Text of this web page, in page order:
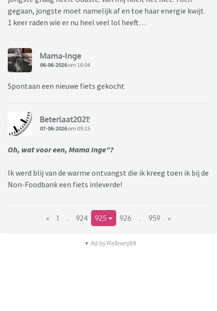
gegaan, jongste moet namelijk af en toe haar energie kwijt.
1 keer raden wie er nu heel veel lol heeft…
Mama-Inge
06-06-2026om 16:04
Spontaan een nieuwe fiets gekocht
Beterlaat2021!
07-06-2026om 09:15
Oh, wat voor een, Mama Inge"?
Ik werd blij van de warme ontvangst die ik kreeg toen ik bij de
Non-Foodbank een fiets inleverde!
« 1 .. 924 925 926 .. 959 »
▼ Ad by Refinery89